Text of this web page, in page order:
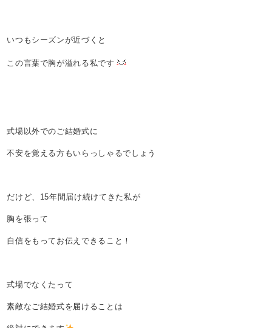
いつもシーズンが近づくと
この言葉で胸が溢れる私です
式場以外でのご結婚式に
不安を覚える方もいらっしゃるでしょう
だけど、15年間届け続けてきた私が
胸を張って
自信をもってお伝えできること！
式場でなくたって
素敵なご結婚式を届けることは